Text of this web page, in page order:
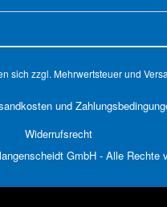
sich zzgl. Mehrwertsteuer und
und
Widerrufsrecht
GmbH - Alle Rechte